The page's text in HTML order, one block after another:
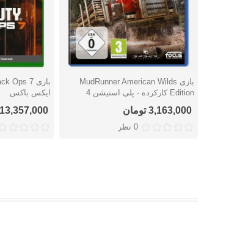
دوست داشتن
بازی MudRunner American Wilds
Edition کارکرده - پلی استیشن 4
3,163,000 تومان
0 نظر
دوست
ایکس باکس
13,357,000 تومان